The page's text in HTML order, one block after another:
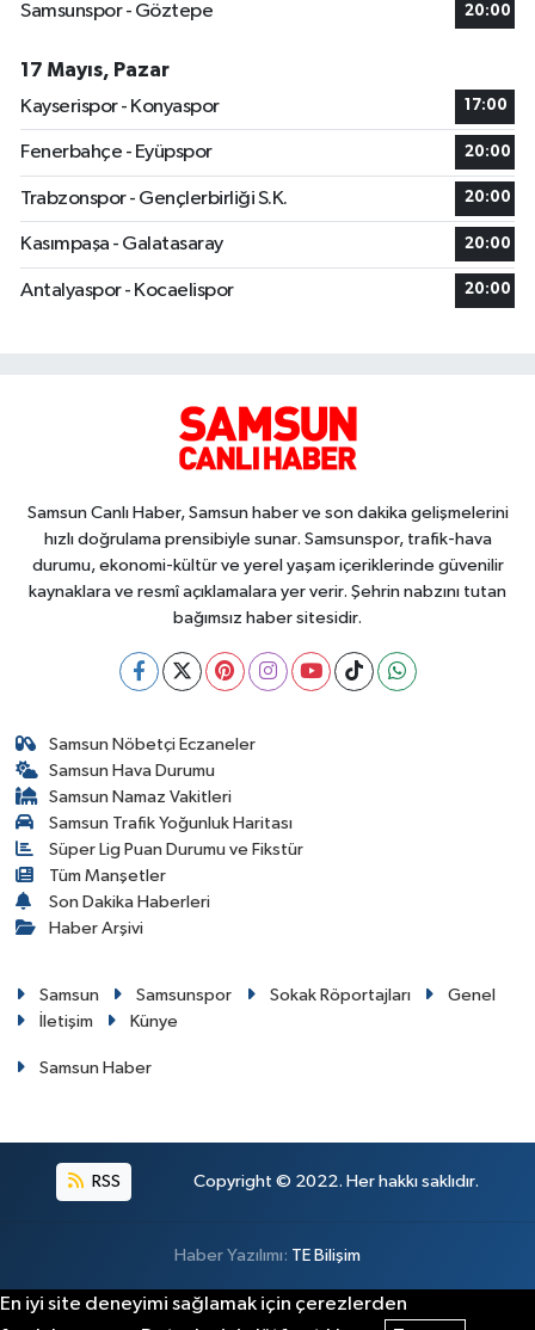
Samsunspor - Göztepe 20:00
17 Mayıs, Pazar
Kayserispor - Konyaspor
17:00
Fenerbahçe - Eyüpspor 20:00
Trabzonspor - Gençlerbirliği S.K. 20:00
Kasımpaşa - Galatasaray 20:00
Antalyaspor - Kocaelispor 20:00
Samsun Canlı Haber, Samsun haber ve son dakika gelişmelerini
hızlı doğrulama prensibiyle sunar. Samsunspor, trafik-hava
durumu, ekonomi-kültür ve yerel yaşam içeriklerinde güvenilir
kaynaklara ve resmî açıklamalara yer verir. Şehrin nabzını tutan
bağımsız haber sitesidir.
Samsun Nöbetçi Eczaneler
Samsun Hava Durumu
Samsun Namaz Vakitleri
Samsun Trafik Yoğunluk Haritası
Süper Lig Puan Durumu ve Fikstür
Tüm Manşetler
Son Dakika Haberleri
Haber Arşivi
Samsun Samsunspor Sokak Röportajları
Genel
İletişim
Künye
Samsun Haber
RSS Copyright © 2022. Her hakkı saklıdır.
Haber Yazılımı: TE Bilişim
En iyi site deneyimi sağlamak için çerezlerden